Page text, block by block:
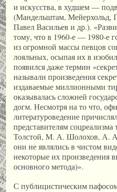
и искусства, в худшем —
(Мандельштам, Мейерхольд,
Павел Васильев и др.).
тому, что в 1960-е — 1980-е
из огромной массы певцов
лояльных, осыпая их в
появился даже термин
называли произведения
издаваемые миллионными
оказывалась сложней
догм. Несмотря на то что,
литературоведение
представителям
Толстой, М. А. Шолохов, А.
они не являлись в чистом
некоторые их произведения
основного метода)».
С публицистическим